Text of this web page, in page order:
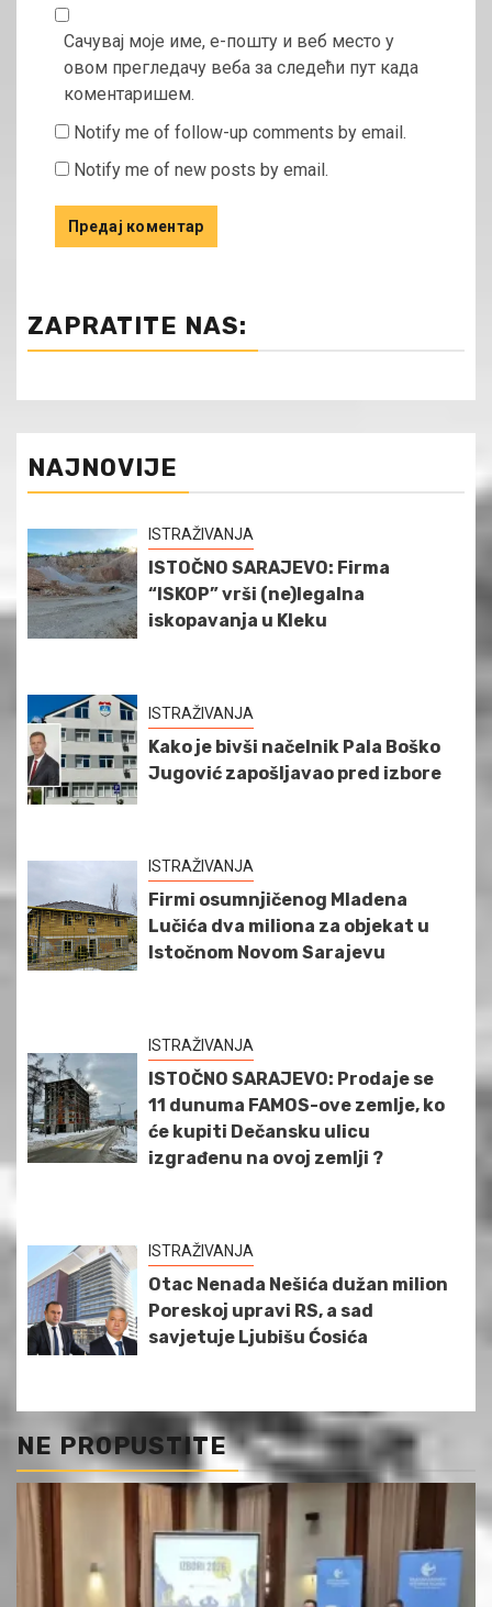
Сачувај моје име, е-пошту и веб место у
овом прегледачу веба за следећи пут када
коментаришем.
Notify me of follow-up comments by email.
Notify me of new posts by email.
ZAPRATITE NAS:
NAJNOVIJE
ISTRAŽIVANJA
ISTOČNO SARAJEVO: Firma
“ISKOP” vrši (ne)legalna
iskopavanja u Kleku
ISTRAŽIVANJA
Kako je bivši načelnik Pala Boško
Jugović zapošljavao pred izbore
ISTRAŽIVANJA
Firmi osumnjičenog Mladena
Lučića dva miliona za objekat u
Istočnom Novom Sarajevu
ISTRAŽIVANJA
ISTOČNO SARAJEVO: Prodaje se
11 dunuma FAMOS-ove zemlje, ko
će kupiti Dečansku ulicu
izgrađenu na ovoj zemlji ?
ISTRAŽIVANJA
Otac Nenada Nešića dužan milion
Poreskoj upravi RS, a sad
savjetuje Ljubišu Ćosića
NE PROPUSTITE